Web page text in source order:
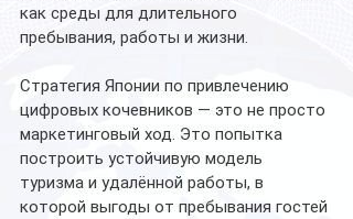
как среды для длительного
пребывания, работы и жизни.
Стратегия Японии по привлечению
цифровых кочевников — это не просто
маркетинговый ход. Это попытка
построить устойчивую модель
туризма и удалённой работы, в
которой выгоды от пребывания гостей